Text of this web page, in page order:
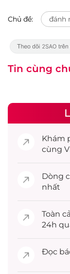
Chủ đề: đánh
Tin cùng
Khám
cùng
Dòng
nhất
Toàn
24h
Đọc